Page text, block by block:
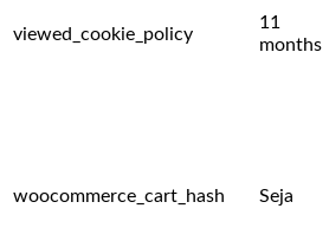
viewed_cookie_policy
11
months
woocommerce_cart_hash Seja